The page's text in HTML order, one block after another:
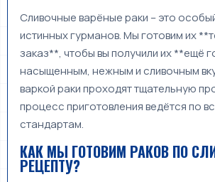
Сливочные варёные раки – это
истинных гурманов. Мы готовим их
заказ**, чтобы вы получили их **ещё
насыщенным, нежным и сливочным
варкой раки проходят тщательную
процесс приготовления ведётся по
стандартам.
КАК МЫ ГОТОВИМ РАКОВ ПО
РЕЦЕПТУ?